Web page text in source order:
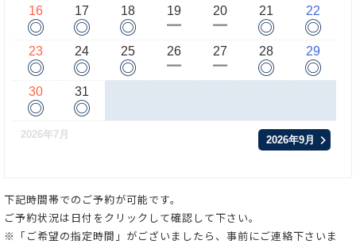
16
◎
17
◎
18
◎
19
ー
20
ー
21
◎
22
◎
23
◎
24
◎
25
◎
26
ー
27
ー
28
◎
29
◎
30
◎
31
◎
2026年7月 2026年9月
下記時間帯でのご予約が可能です。
ご予約状況は日付をクリックして確認して下さい。
※「ご希望の指定時間」がございましたら、事前にご連絡下さいま